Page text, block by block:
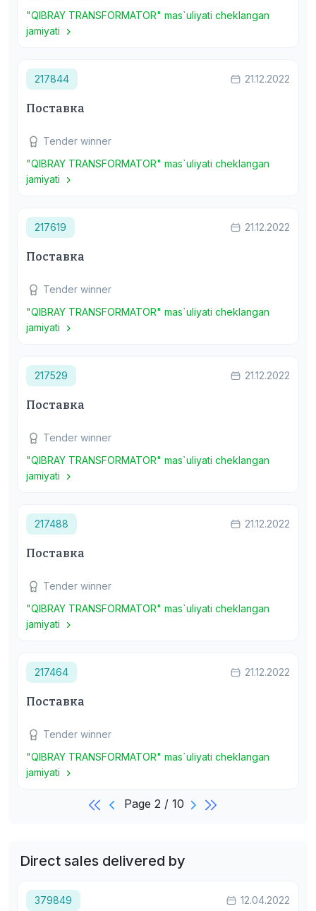
"QIBRAY TRANSFORMATOR" mas`uliyati cheklangan
jamiyati
217844 21.12.2022
Поставка
Tender winner
"QIBRAY TRANSFORMATOR" mas`uliyati cheklangan
jamiyati
217619 21.12.2022
Поставка
Tender winner
"QIBRAY TRANSFORMATOR" mas`uliyati cheklangan
jamiyati
217529 21.12.2022
Поставка
Tender winner
"QIBRAY TRANSFORMATOR" mas`uliyati cheklangan
jamiyati
217488 21.12.2022
Поставка
Tender winner
"QIBRAY TRANSFORMATOR" mas`uliyati cheklangan
jamiyati
217464 21.12.2022
Поставка
Tender winner
"QIBRAY TRANSFORMATOR" mas`uliyati cheklangan
jamiyati
Page 2 / 10
Direct sales delivered by
379849 12.04.2022